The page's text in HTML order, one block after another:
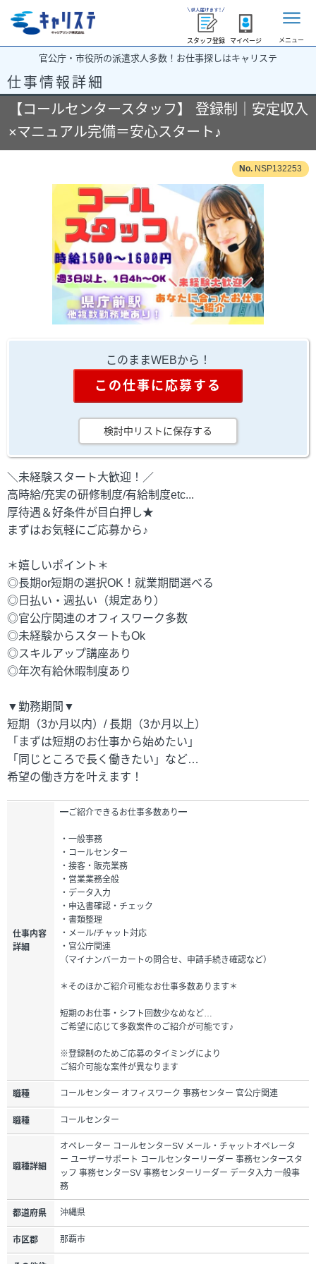
スタッフ登録 マイページ メニュー
官公庁・市役所の派遣求人多数！お仕事探しはキャリステ
仕事情報詳細
【コールセンタースタッフ】 登録制｜安定収入
×マニュアル完備＝安心スタート♪
NSP132253
このままWEBから！
この仕事に応募する
検討中リストに保存する
＼未経験スタート大歓迎！／
高時給/充実の研修制度/有給制度etc...
厚待遇＆好条件が目白押し★
まずはお気軽にご応募から♪
＊嬉しいポイント＊
◎長期or短期の選択OK！就業期間選べる
◎日払い・週払い（規定あり）
◎官公庁関連のオフィスワーク多数
◎未経験からスタートもOk
◎スキルアップ講座あり
◎年次有給休暇制度あり
▼勤務期間▼
短期（3か月以内）/ 長期（3か月以上）
「まずは短期のお仕事から始めたい」
「同じところで長く働きたい」など…
希望の働き方を叶えます！
仕事内容
詳細
━ご紹介できるお仕事多数あり━
・一般事務
・コールセンター
・接客・販売業務
・営業業務全般
・データ入力
・申込書確認・チェック
・書類整理
・メール/チャット対応
・官公庁関連
（マイナンバーカートの問合せ、申請手続き確認など）
＊そのほかご紹介可能なお仕事多数あります＊
短期のお仕事・シフト回数少なめなど…
ご希望に応じて多数案件のご紹介が可能です♪
※登録制のためご応募のタイミングにより
ご紹介可能な案件が異なります
職種 コールセンター オフィスワーク 事務センター 官公庁関連
職種 コールセンター
職種詳細
オペレーター コールセンターSV メール・チャットオペレータ
ー ユーザーサポート コールセンターリーダー 事務センタースタ
ッフ 事務センターSV 事務センターリーダー データ入力 一般事
務
都道府県 沖縄県
市区郡 那覇市